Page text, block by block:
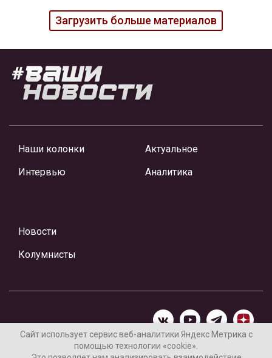
Загрузить больше материалов
Наши колонки
Интервью
Актуальное
Аналитика
Новости
Колумнисты
Материалы предоставлены редакцией Интернет-газеты
Сайт использует сервис веб-аналитики Яндекс Метрика с
помощью технологии «cookie».